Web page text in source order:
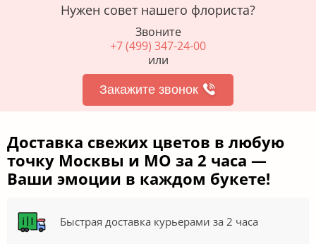
Нужен совет нашего флориста?
Звоните
+7 (499) 347-24-00
или
Закажите звонок
Доставка свежих цветов в любую
точку Москвы и МО за 2 часа —
Ваши эмоции в каждом букете!
Быстрая доставка курьерами за 2 часа